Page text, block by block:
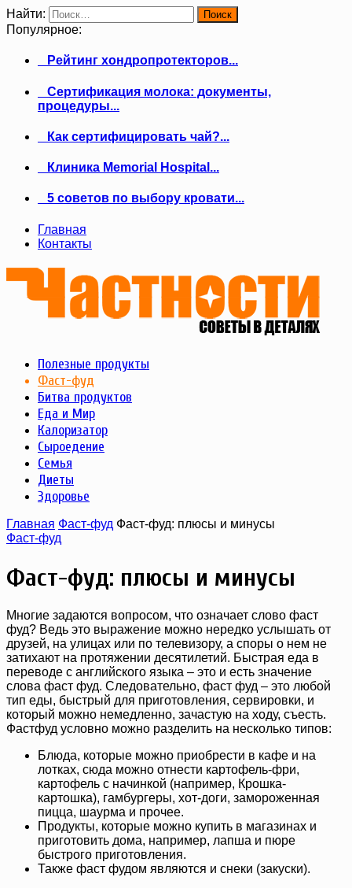
Найти:
Популярное:
Рейтинг хондропротекторов...
Сертификация молока: документы,
процедуры...
Как сертифицировать чай?...
Клиника Memorial Hospital...
5 советов по выбору кровати...
Главная
Контакты
Полезные продукты
Фаст-фуд
Битва продуктов
Еда и Мир
Калоризатор
Сыроедение
Семья
Диеты
Здоровье
Главная Фаст-фуд Фаст-фуд: плюсы и минусы
Фаст-фуд
Фаст-фуд: плюсы и минусы
Многие задаются вопросом, что означает слово фаст
фуд? Ведь это выражение можно нередко услышать от
друзей, на улицах или по телевизору, а споры о нем не
затихают на протяжении десятилетий. Быстрая еда в
переводе с английского языка – это и есть значение
слова фаст фуд. Следовательно, фаст фуд – это любой
тип еды, быстрый для приготовления, сервировки, и
который можно немедленно, зачастую на ходу, съесть.
Фастфуд условно можно разделить на несколько типов:
Блюда, которые можно приобрести в кафе и на
лотках, сюда можно отнести картофель-фри,
картофель с начинкой (например, Крошка-
картошка), гамбургеры, хот-доги, замороженная
пицца, шаурма и прочее.
Продукты, которые можно купить в магазинах и
приготовить дома, например, лапша и пюре
быстрого приготовления.
Также фаст фудом являются и снеки (закуски).